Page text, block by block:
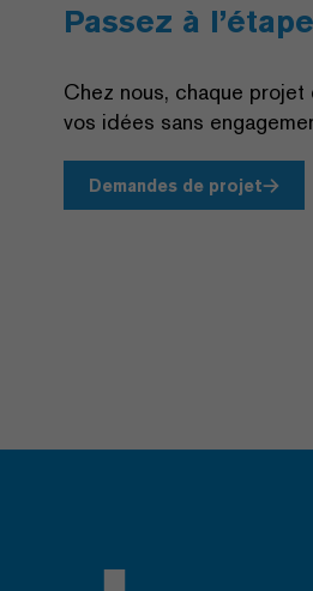
Passez à
Chez nous, chaque
vos idées sans
Demandes de projet